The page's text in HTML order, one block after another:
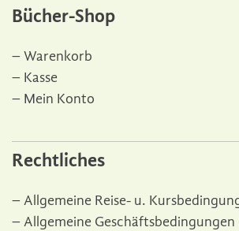
Bücher-Shop
Warenkorb
Kasse
Mein Konto
Rechtliches
Allgemeine Reise- u.
Allgemeine